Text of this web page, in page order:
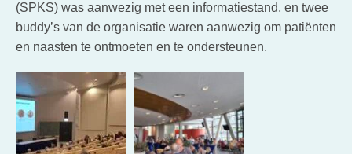
(SPKS) was aanwezig met een informatiestand, en twee
buddy’s van de organisatie waren aanwezig om patiënten
en naasten te ontmoeten en te ondersteunen.